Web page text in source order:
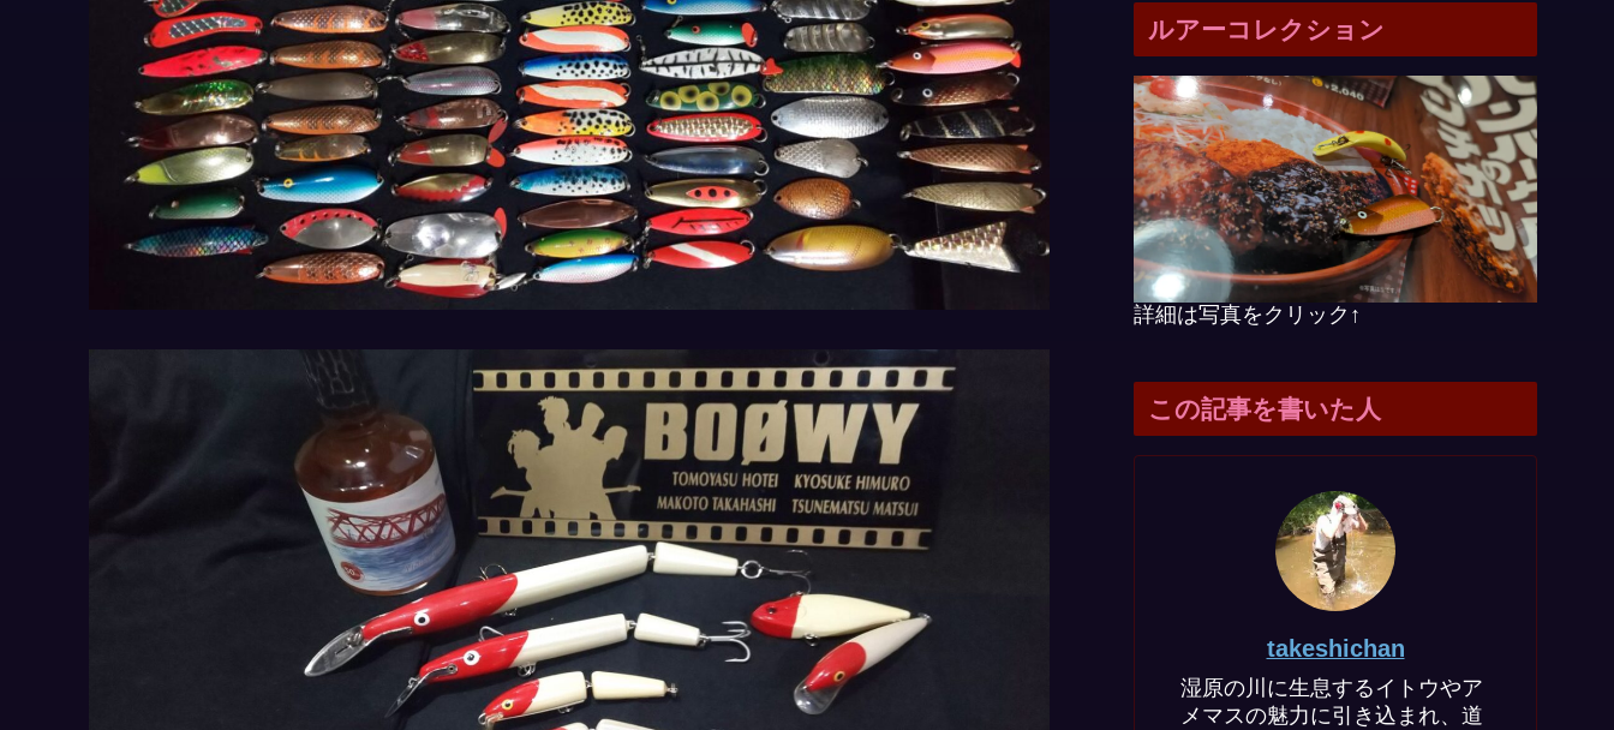
ルアーコレクション
詳細は写真をクリック↑
この記事を書いた人
takeshichan
湿原の川に生息するイトウやア
メマスの魅力に引き込まれ、道